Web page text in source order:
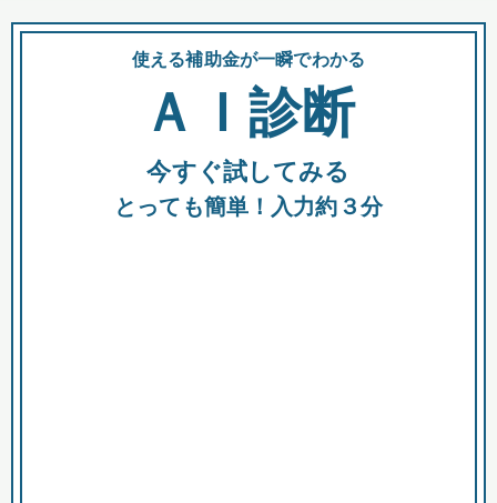
都道府県
全国の検索結果を含めて表示
助成金 融資 出資
使える補助金が一瞬でわかる
ＡＩ診断
今すぐ試してみる
とっても簡単！入力約３分